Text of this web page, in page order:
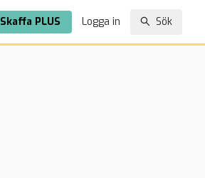
Skaffa PLUS Logga in Sök